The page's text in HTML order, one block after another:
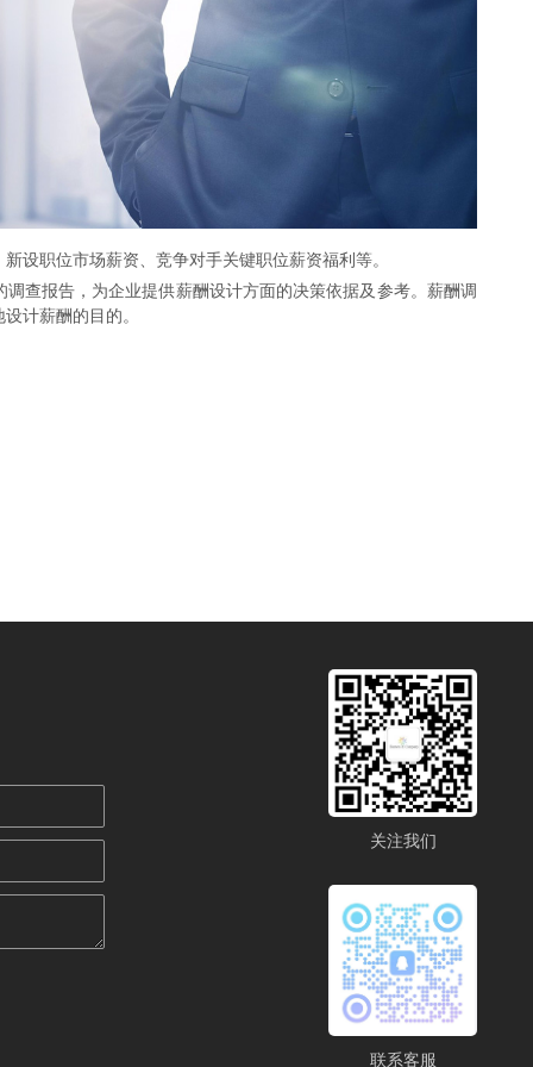
设职位市场薪资、竞争对手关键职位薪资福利等。
查报告，为企业提供薪酬设计方面的决策依据及参考。薪酬调
计薪酬的目的。
关注我们
联系客服